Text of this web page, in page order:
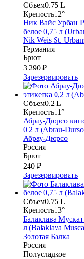
Объем0.75 L
Крепость12°
Ник Вайс Урбан
белое 0,75 л
Nik Weis St.
Германия
Брют
3 290 ₽
Зарезервировать
Объем0.2 L
Крепость11°
Абрау-Дюрсо
0,2 л (Abrau-
Абрау-Дюрсо
Россия
Брют
240 ₽
Зарезервировать
Объем0.75 L
Крепость13°
Балаклава
л (Balaklava
Золотая Балка
Россия
Полусладкое